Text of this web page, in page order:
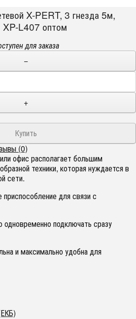
X-PERT, 3 гнезда 5м,
XP-L407 оптом
для заказа
−
+
(0)
офис располагает большим
техники, которая нуждается в
сети.
для связи с
подключать сразу
и максимально удобна для